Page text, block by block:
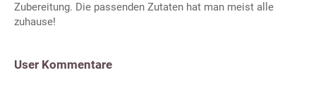
Zubereitung. Die passenden Zutaten hat man meist alle
zuhause!
User Kommentare